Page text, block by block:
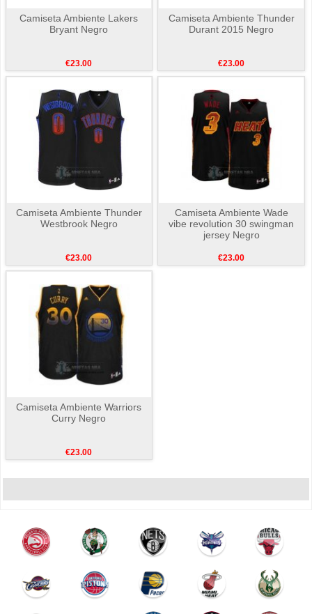
Camiseta Ambiente Lakers
Bryant Negro
€23.00
Camiseta Ambiente Thunder
Durant 2015 Negro
€23.00
Camiseta Ambiente Thunder
Westbrook Negro
€23.00
Camiseta Ambiente Wade
vibe revolution 30 swingman
jersey Negro
€23.00
Camiseta Ambiente Warriors
Curry Negro
€23.00